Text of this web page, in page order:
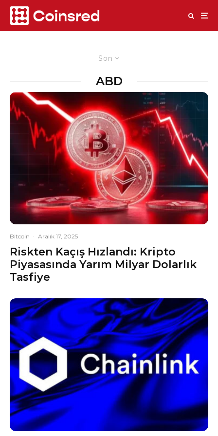
Son
ABD
Bitcoin · Aralık 17, 2025
Riskten Kaçış Hızlandı: Kripto
Piyasasında Yarım Milyar Dolarlık
Tasfiye